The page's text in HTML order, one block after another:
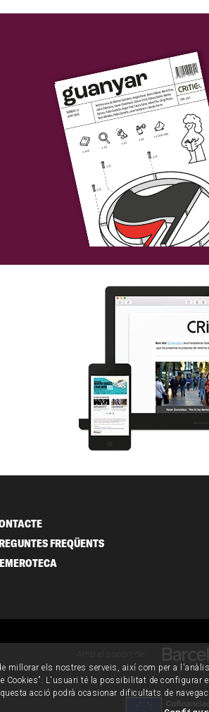
FREQÜENTS
els nostres serveis, així com per a
Cookies”. L'usuari té la possibilitat de configurar
acció podrà ocasionar dificultats de